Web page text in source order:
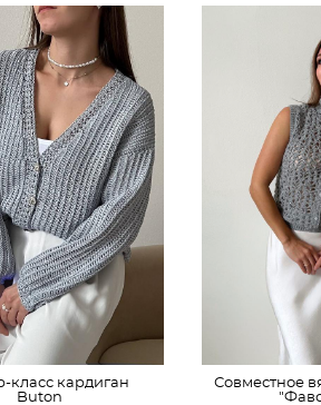
класс кардиган
Buton
Совместное